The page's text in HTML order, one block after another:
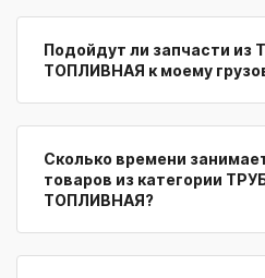
Подойдут ли запчасти из
ТОПЛИВНАЯ к моему
Сколько времени
товаров из категории
ТОПЛИВНАЯ?